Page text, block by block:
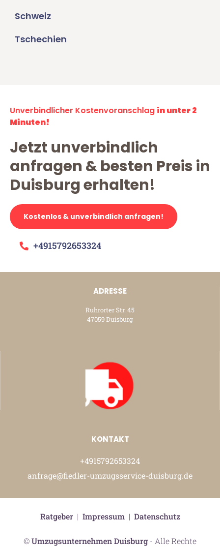
Schweiz
Tschechien
Unverbindlicher Kostenvoranschlag in unter 2
Minuten!
Jetzt unverbindlich
anfragen & besten Preis in
Duisburg erhalten!
Kostenlos & unverbindlich anfragen!
+4915792653324
ADRESSE
Ruhrorter Str. 45
47059 Duisburg
KONTAKT
+4915792653324
anfrage@fiedler-umzugsservice-duisburg.de
©Umzugsunternehmen Duisburg - Alle Rechte
Ratgeber| Impressum| Datenschutz